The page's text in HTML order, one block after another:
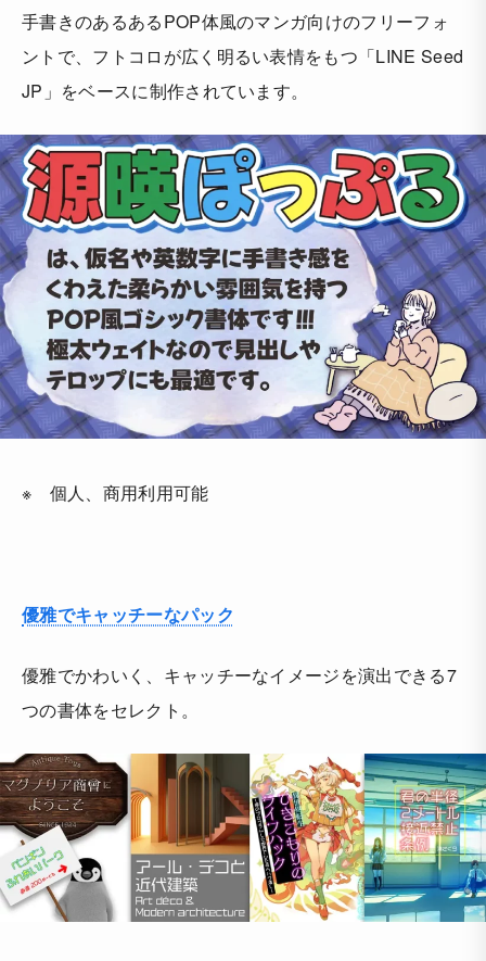
手書きのあるあるPOP体風のマンガ向けのフリーフォ
ントで、フトコロが広く明るい表情をもつ「LINE Seed
JP」をベースに制作されています。
※ 個人、商用利用可能
優雅でキャッチーなパック
優雅でかわいく、キャッチーなイメージを演出できる7
つの書体をセレクト。